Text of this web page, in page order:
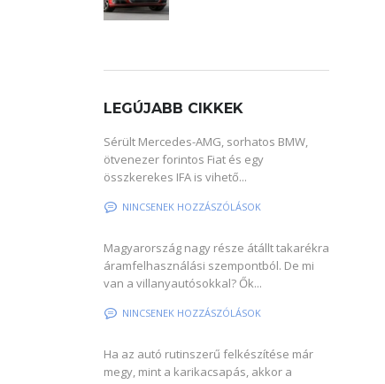
LEGÚJABB CIKKEK
Sérült Mercedes-AMG, sorhatos BMW,
ötvenezer forintos Fiat és egy
összkerekes IFA is vihető...
NINCSENEK HOZZÁSZÓLÁSOK
Magyarország nagy része átállt takarékra
áramfelhasználási szempontból. De mi
van a villanyautósokkal? Ők...
NINCSENEK HOZZÁSZÓLÁSOK
Ha az autó rutinszerű felkészítése már
megy, mint a karikacsapás, akkor a